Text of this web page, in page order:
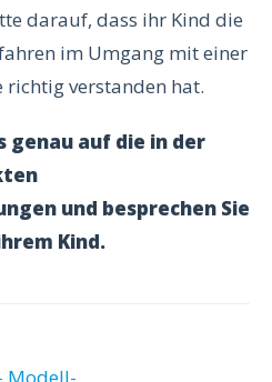
darauf, dass ihr Kind die
im Umgang mit einer
verstanden hat.
genau auf die in der
und besprechen Sie
Kind.